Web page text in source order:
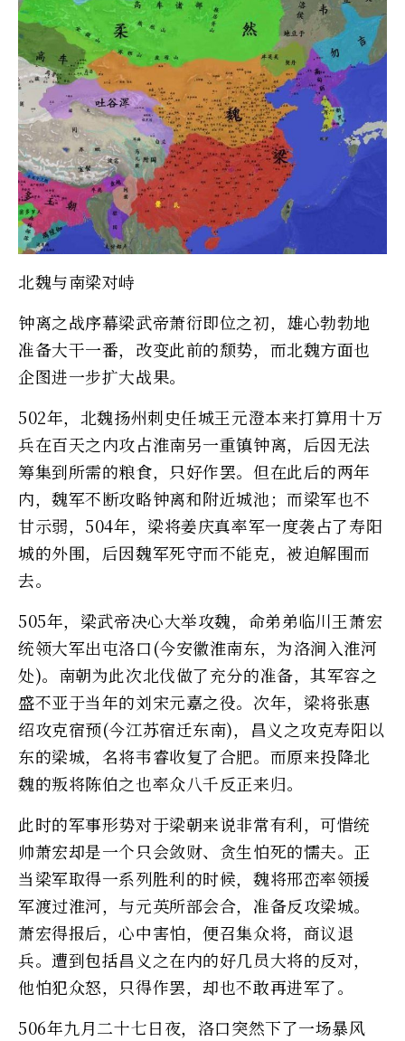
北魏与南梁对峙
钟离之战序幕梁武帝萧衍即位之初，雄心勃勃地
准备大干一番，改变此前的颓势，而北魏方面也
企图进一步扩大战果。
502年，北魏扬州刺史任城王元澄本来打算用十万
兵在百天之内攻占淮南另一重镇钟离，后因无法
筹集到所需的粮食，只好作罢。但在此后的两年
内，魏军不断攻略钟离和附近城池；而梁军也不
甘示弱，504年，梁将姜庆真率军一度袭占了寿阳
城的外围，后因魏军死守而不能克，被迫解围而
去。
505年，梁武帝决心大举攻魏，命弟弟临川王萧宏
统领大军出屯洛口(今安徽淮南东，为洛涧入淮河
处)。南朝为此次北伐做了充分的准备，其军容之
盛不亚于当年的刘宋元嘉之役。次年，梁将张惠
绍攻克宿预(今江苏宿迁东南)，昌义之攻克寿阳以
东的梁城，名将韦睿收复了合肥。而原来投降北
魏的叛将陈伯之也率众八千反正来归。
此时的军事形势对于梁朝来说非常有利，可惜统
帅萧宏却是一个只会敛财、贪生怕死的懦夫。正
当梁军取得一系列胜利的时候，魏将邢峦率领援
军渡过淮河，与元英所部会合，准备反攻梁城。
萧宏得报后，心中害怕，便召集众将，商议退
兵。遭到包括昌义之在内的好几员大将的反对，
他怕犯众怒，只得作罢，却也不敢再进军了。
506年九月二十七日夜，洛口突然下了一场暴风